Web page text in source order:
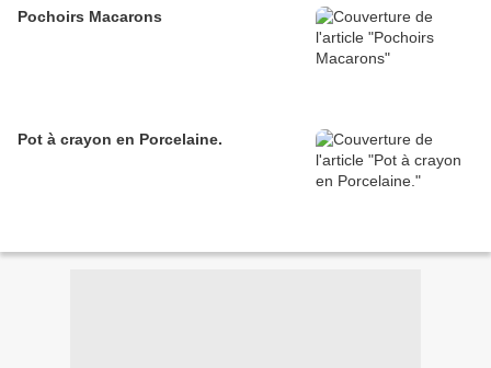
Pochoirs Macarons
Pot à crayon en Porcelaine.